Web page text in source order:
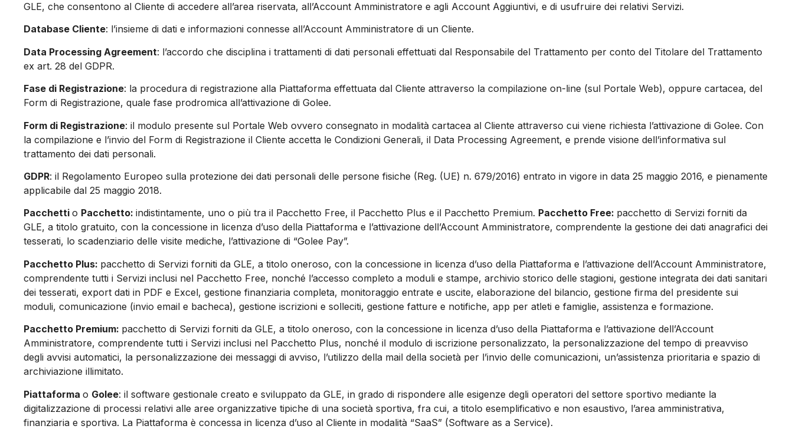
GLE, che consentono al Cliente di accedere all’area riservata, all’Account Amministratore e agli Account Aggiuntivi, e di usufruire dei relativi Servizi.
Database Cliente: l’insieme di dati e informazioni connesse all’Account Amministratore di un Cliente.
Data Processing Agreement: l’accordo che disciplina i trattamenti di dati personali effettuati dal Responsabile del Trattamento per conto del Titolare del Trattamento
ex art. 28 del GDPR.
Fase di Registrazione: la procedura di registrazione alla Piattaforma effettuata dal Cliente attraverso la compilazione on-line (sul Portale Web), oppure cartacea, del
Form di Registrazione, quale fase prodromica all’attivazione di Golee.
Form di Registrazione: il modulo presente sul Portale Web ovvero consegnato in modalità cartacea al Cliente attraverso cui viene richiesta l’attivazione di Golee. Con
la compilazione e l’invio del Form di Registrazione il Cliente accetta le Condizioni Generali, il Data Processing Agreement, e prende visione dell’informativa sul
trattamento dei dati personali.
GDPR: il Regolamento Europeo sulla protezione dei dati personali delle persone fisiche (Reg. (UE) n. 679/2016) entrato in vigore in data 25 maggio 2016, e pienamente
applicabile dal 25 maggio 2018.
Pacchetti o Pacchetto: indistintamente, uno o più tra il Pacchetto Free, il Pacchetto Plus e il Pacchetto Premium. Pacchetto Free: pacchetto di Servizi forniti da
GLE, a titolo gratuito, con la concessione in licenza d’uso della Piattaforma e l’attivazione dell’Account Amministratore, comprendente la gestione dei dati anagrafici dei
tesserati, lo scadenziario delle visite mediche, l’attivazione di “Golee Pay”.
Pacchetto Plus: pacchetto di Servizi forniti da GLE, a titolo oneroso, con la concessione in licenza d’uso della Piattaforma e l’attivazione dell’Account Amministratore,
comprendente tutti i Servizi inclusi nel Pacchetto Free, nonché l’accesso completo a moduli e stampe, archivio storico delle stagioni, gestione integrata dei dati sanitari
dei tesserati, export dati in PDF e Excel, gestione finanziaria completa, monitoraggio entrate e uscite, elaborazione del bilancio, gestione firma del presidente sui
moduli, comunicazione (invio email e bacheca), gestione iscrizioni e solleciti, gestione fatture e notifiche, app per atleti e famiglie, assistenza e formazione.
Pacchetto Premium: pacchetto di Servizi forniti da GLE, a titolo oneroso, con la concessione in licenza d’uso della Piattaforma e l’attivazione dell’Account
Amministratore, comprendente tutti i Servizi inclusi nel Pacchetto Plus, nonché il modulo di iscrizione personalizzato, la personalizzazione del tempo di preavviso
degli avvisi automatici, la personalizzazione dei messaggi di avviso, l’utilizzo della mail della società per l’invio delle comunicazioni, un’assistenza prioritaria e spazio di
archiviazione illimitato.
Piattaforma o Golee: il software gestionale creato e sviluppato da GLE, in grado di rispondere alle esigenze degli operatori del settore sportivo mediante la
digitalizzazione di processi relativi alle aree organizzative tipiche di una società sportiva, fra cui, a titolo esemplificativo e non esaustivo, l’area amministrativa,
finanziaria e sportiva. La Piattaforma è concessa in licenza d’uso al Cliente in modalità “SaaS” (Software as a Service).